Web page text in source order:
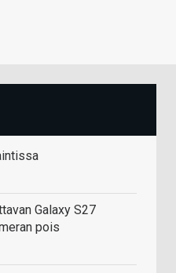
Galaxy S27
pois